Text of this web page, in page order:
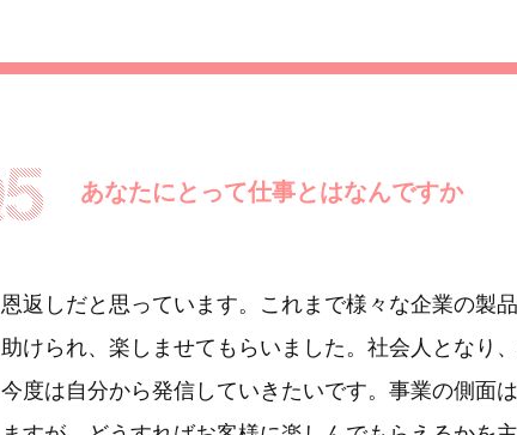
あなたにとって仕事とはなんですか
恩返しだと思っています。これまで様々な企業の製
助けられ、楽しませてもらいました。社会人となり
今度は自分から発信していきたいです。事業の側面